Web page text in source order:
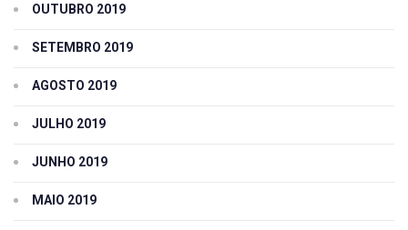
OUTUBRO 2019
SETEMBRO 2019
AGOSTO 2019
JULHO 2019
JUNHO 2019
MAIO 2019